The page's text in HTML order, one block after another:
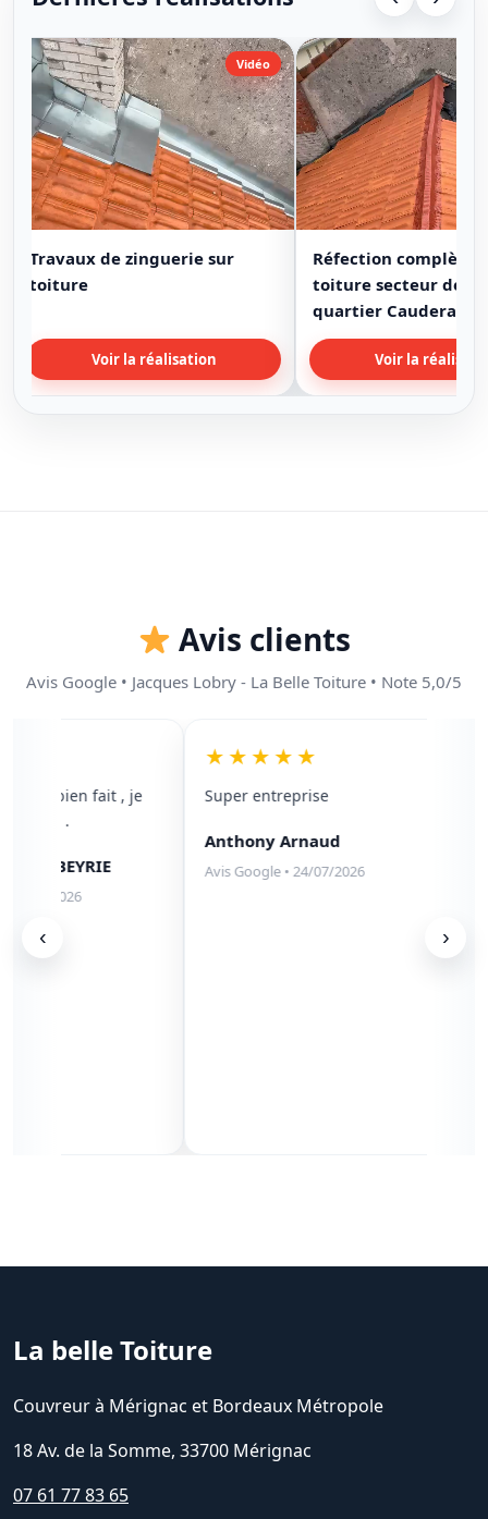
Vidéo
Travaux de zinguerie sur
toiture
Voir la réalisation
Réfection complète
toiture secteur de
quartier Cauderan
Voir la
Avis clients
Avis Google • Jacques Lobry - La Belle Toiture • Note 5,0/5
‹
bien fait , je
LABEYRIE
08/2026
★★★★★
Super entreprise
Anthony Arnaud
Avis Google • 24/07/2026
›
La belle Toiture
Couvreur à Mérignac et Bordeaux Métropole
18 Av. de la Somme, 33700 Mérignac
07 61 77 83 65